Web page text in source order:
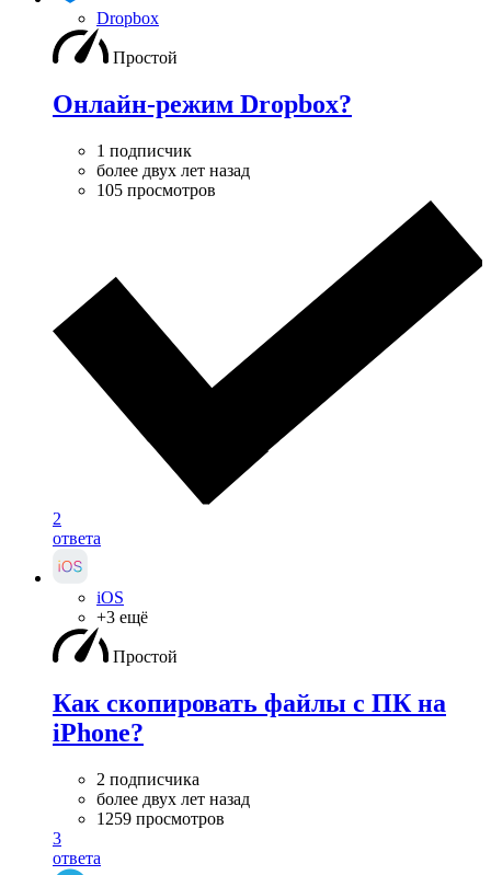
Dropbox
Простой
Онлайн-режим Dropbox?
1 подписчик
более двух лет назад
105 просмотров
2
ответа
iOS
+3 ещё
Простой
Как скопировать файлы с ПК на
iPhone?
2 подписчика
более двух лет назад
1259 просмотров
3
ответа